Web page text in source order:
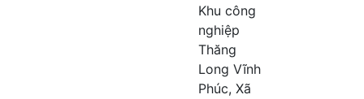
Khu công
nghiệp
Thăng
Long Vĩnh
Phúc, Xã